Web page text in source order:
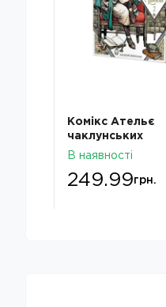
Комікс Ательє
чаклунських
капелюхів. Том 2
В наявності
249.99грн.